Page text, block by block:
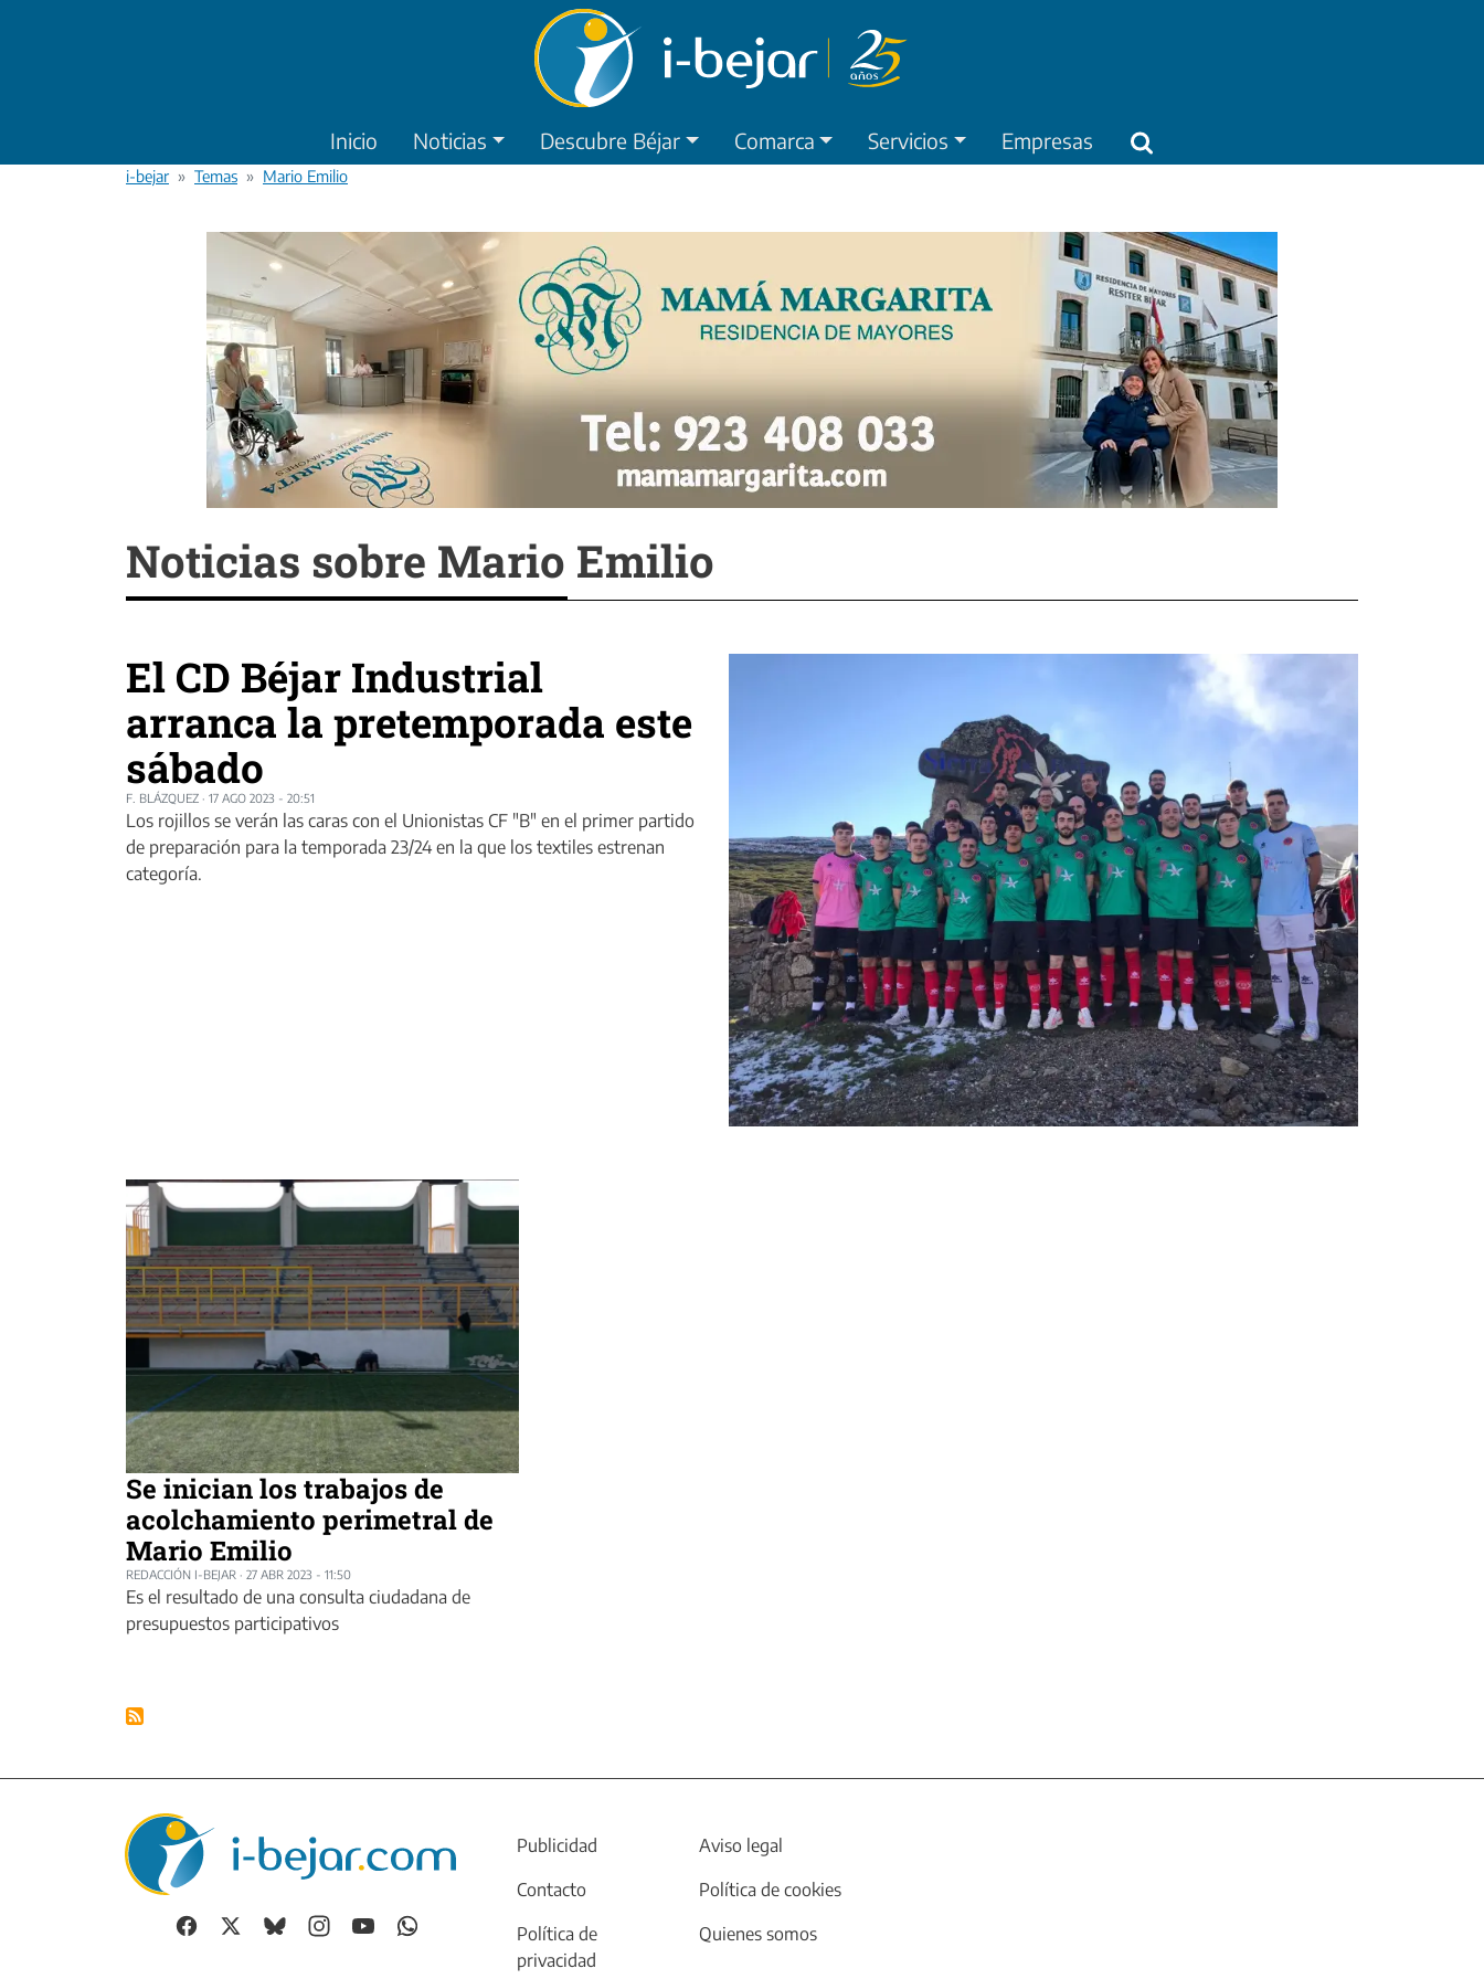
Inicio Noticias Descubre Béjar Comarca Servicios Empresas
i-bejar Temas Mario Emilio
Noticias sobre Mario Emilio
El CD Béjar Industrial
arranca la pretemporada este
sábado
F. BLÁZQUEZ · 17 AGO 2023 - 20:51
Los rojillos se verán las caras con el Unionistas CF "B" en el primer partido
de preparación para la temporada 23/24 en la que los textiles estrenan
categoría.
Se inician los trabajos de
acolchamiento perimetral de
Mario Emilio
REDACCIÓN I-BEJAR · 27 ABR 2023 - 11:50
Es el resultado de una consulta ciudadana de
presupuestos participativos
Publicidad
Aviso legal
Contacto
Política de cookies
Política de
privacidad
Quienes somos